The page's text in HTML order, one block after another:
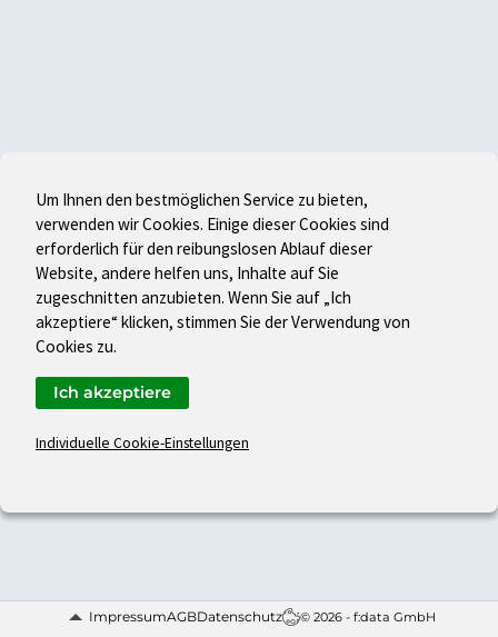
ImpressumAGBDatenschutz © 2026 - f:data GmbH
Um Ihnen den bestmöglichen Service zu bieten,
verwenden wir Cookies. Einige dieser Cookies sind
erforderlich für den reibungslosen Ablauf dieser
Website, andere helfen uns, Inhalte auf Sie
zugeschnitten anzubieten. Wenn Sie auf „Ich
akzeptiere“ klicken, stimmen Sie der Verwendung von
Cookies zu.
Individuelle Cookie-Einstellungen
Ich akzeptiere